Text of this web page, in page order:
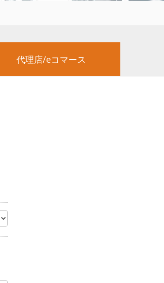
代理店/eコマース